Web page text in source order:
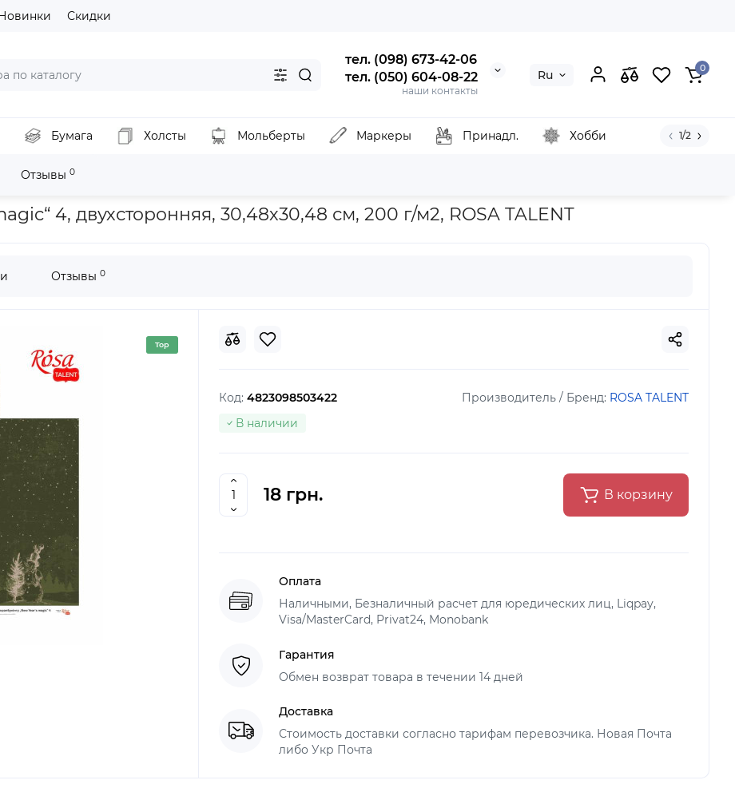
Скидки
тел. (098) 673-42-06
тел. (050) 604-08-22
наши контакты
Ru 0
Бумага Холсты Мольберты Маркеры Принадл. Хобби 1/2
Отзывы 0
Бумага для скрапбукинга „Year's magic“ 4, двухсторонняя, 30,48х30,48 см, 200 г/м2, ROSA TALENT
4, двухсторонняя, 30,48х30,48 см, 200 г/м2, ROSA TALENT
Отзывы 0
Top
Код: 4823098503422 Производитель / Бренд: ROSA TALENT
В наличии
18 грн. В корзину
Оплата
Наличными, Безналичный расчет для юредических лиц, Liqpay,
Visa/MasterCard, Privat24, Monobank
Гарантия
Обмен возврат товара в течении 14 дней
Доставка
Стоимость доставки согласно тарифам перевозчика. Новая Почта
либо Укр Почта